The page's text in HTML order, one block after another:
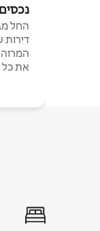
החל
דירות
את כל